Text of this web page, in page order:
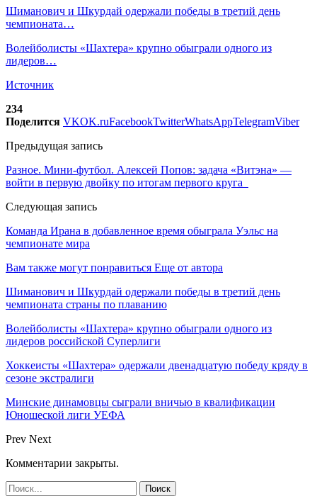
Шиманович и Шкурдай одержали победы в третий день
чемпионата…
Волейболисты «Шахтера» крупно обыграли одного из
лидеров…
Источник
234
Поделится VKOK.ruFacebookTwitterWhatsAppTelegramViber
Предыдущая запись
Разное. Мини-футбол. Алексей Попов: задача «Витэна» —
войти в первую двойку по итогам первого круга
Следующая запись
Команда Ирана в добавленное время обыграла Уэльс на
чемпионате мира
Вам также могут понравиться Еще от автора
Шиманович и Шкурдай одержали победы в третий день
чемпионата страны по плаванию
Волейболисты «Шахтера» крупно обыграли одного из
лидеров российской Суперлиги
Хоккеисты «Шахтера» одержали двенадцатую победу кряду в
сезоне экстралиги
Минские динамовцы сыграли вничью в квалификации
Юношеской лиги УЕФА
Prev Next
Комментарии закрыты.